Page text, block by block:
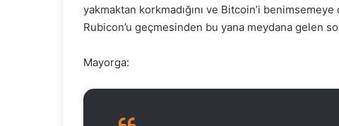
yakmaktan korkmadığını ve Bitcoin’i
Rubicon’u geçmesinden bu yana meydana gelen
Mayorga: